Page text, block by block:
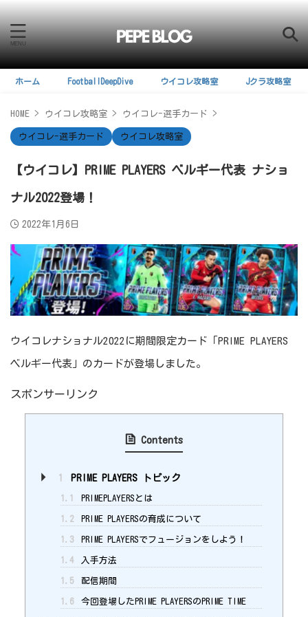
ホーム FootballDeepDive ウイコレ攻略室 Jクラ攻略室
HOME > ウイコレ攻略室 > ウイコレ-選手カード >
ウイコレ-選手カード ウイコレ攻略室
【ウイコレ】PRIME PLAYERS ベルギー代表 ナショ
ナル2022登場！
2022年1月6日
ウイコレナショナル2022に期間限定カード「PRIME PLAYERS
ベルギー代表」のカードが登場しました。
スポンサーリンク
Contents
1 PRIME PLAYERS トピック
1.1 PRIMEPLAYERSとは
1.2 PRIME PLAYERSの育成について
1.3 PRIME PLAYERSでフュージョンをしよう！
1.4 入手方法
1.5 配信期間
1.6 今回登場したPRIME PLAYERSのPRIME TIME